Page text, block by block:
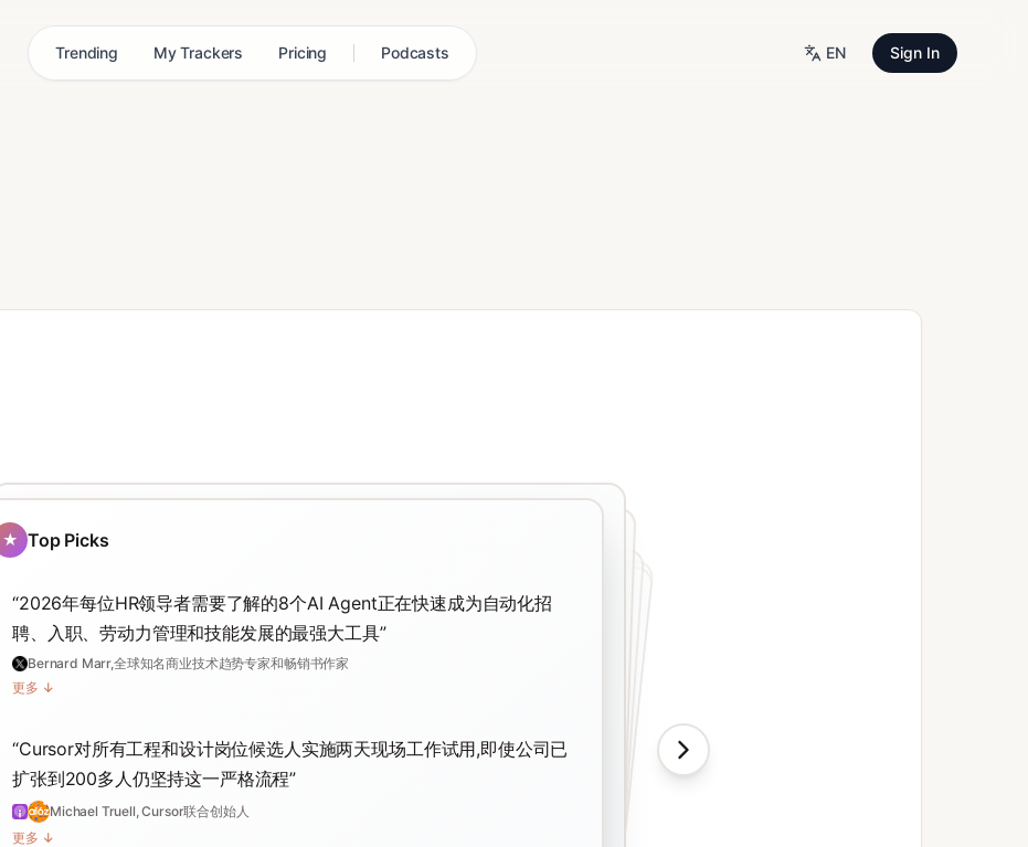
Trending My Trackers Pricing Podcasts EN Sign In
★ Top Picks
“2026年每位HR领导者需要了解的8个AI Agent正在快速成为自动化招
聘、入职、劳动力管理和技能发展的最强大工具”
Bernard Marr,全球知名商业技术趋势专家和畅销书作家
更多 ↓
“Cursor对所有工程和设计岗位候选人实施两天现场工作试用,即使公司已
扩张到200多人仍坚持这一严格流程”
Michael Truell, Cursor联合创始人
更多 ↓
——这是全世界最难招募的AI人才 ”
Brett Adcock,Figure AI创始人兼CEO(人形机器人独角兽)
更多↓
化触达候选人,已被数千家公司使用”
更多
Podcasts
Sam Altman 从斯坦福辍学创业,2012年以4300万美元出售Loopt后,最终
成为引领全球AI革命的OpenAI掌门人”
Sam Altman, OpenAI首席执行官
技能正在取代学历成为招聘的核心标准——重要的不再是你从哪所大学毕
业,而是你掌握了什么能力”
Carl Eschenbach, Workday首席执行官
LinkedIn
“任何要求人类像机器人一样工作的岗位，最终都会被机器人做得更好
Reid Hoffman, LinkedIn联合创始人及Greylock Partners合伙人
更多↓
在对7万名应聘者的实验中，AI语音招聘官比人类招聘官表现更优：录用
率高12%，入职率高18%，一个月留存率高17%
Ethan Mollick, 沃顿商学院教授及AI应用研究专家
更多↓
“美国在人工智能领域的竞争力根植于人才和基础设施——必须拥有构建创
新AI产品的技能,并能适应AI驱动的经济
a16z 政策研究团队,硅谷顶级风投机构
“AI革命进入第二幕——从展示'可能性'的突破性模型,转向建立'实用性'的AI
代理,招聘领域正是这一转变的前沿战场
Menlo Ventures 投资团队,投资ConverzAI的A轮领投方
更多↓
“Notion 联合发布免费 AI 招聘工具包,帮助早期创始人无需从零搭建招聘
流程即可招募工程师和运营人才
The VC Corner 作者,与 Notion 合作为早期创始人提供招聘资源
“埃森哲将生成式 AI 实践整合到高中生和早期职业人群的培训项目中,招聘
重点转向 AI 和云工程技能而非学历证书
Nate's Substack 作者,专注科技行业职业发展趋势分析
更多↓
Hacker News
“当AI写代码时，传统技术面试已经从根本上失效了
“假冒招聘者在开发者编程挑战中隐藏恶意软件
BleepingComputer安全研究团队
更多↓
“我们的向量数据库提供了一份3年前的简历,LLM基于此产生了候选人推荐
幻觉——这是RAG在生产环境中的'分裂真相'问题
LocalLLaMA社区技术人员,AI招聘系统实践者
“大多数公司直接在官网发布职位,但直到最近才有办法大规模抓取这些数
据——因为每个招聘页面的结构都不同
ChatGPT社区开发者,职位数据抓取项目创建者
更多↓
Product Hunt
“AI通过引导式访谈自动生成个性化简历
“从全球最大的开发者社区招聘技术人才
daily.dev团队,全球最大开发者社区平台运营方
更多↓
“易路基于20年行业积累推出行业首个AI Agent平台iBuilder,以AI重塑企业
招聘管理”
易路,中国领先的人力资源科技公司
“递航科技凭借其递航AI招聘官及全流程智能招聘生态智能体,在2026年头
部企业选型评估中位列第一”
行业评测机构,专注企业级招聘系统选型研究
更多↓